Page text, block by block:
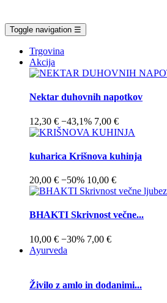
Toggle navigation ☰
Trgovina
Akcija
Nektar duhovnih napotkov
12,30 € −43,1% 7,00 €
kuharica Krišnova kuhinja
20,00 € −50% 10,00 €
BHAKTI Skrivnost večne...
10,00 € −30% 7,00 €
Ayurveda
Živilo z amlo in dodanimi...